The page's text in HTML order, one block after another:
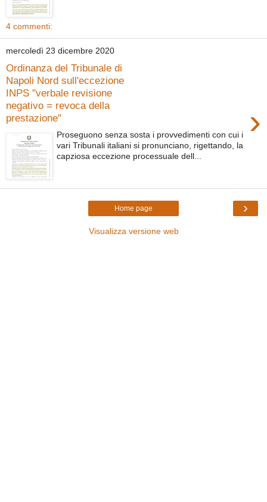
4 commenti:
mercoledì 23 dicembre 2020
Ordinanza del Tribunale di
Napoli Nord sull'eccezione
INPS "verbale revisione
negativo = revoca della
prestazione"
›
Proseguono senza sosta i provvedimenti con cui i
vari Tribunali italiani si pronunciano, rigettando, la
capziosa eccezione processuale dell...
›
Home page
Visualizza versione web